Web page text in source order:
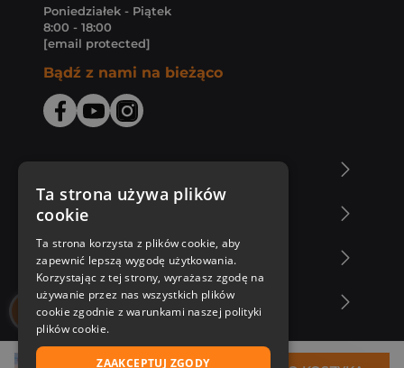
Poniedziałek - Piątek
8:00 - 18:00
[email protected]
Bądź z nami na bieżąco
Zakupy u nas
Nasza oferta
Nasi autorzy
Ta strona używa plików
cookie
Ta strona korzysta z plików cookie, aby
zapewnić lepszą wygodę użytkowania.
Korzystając z tej strony, wyrażasz zgodę na
używanie przez nas wszystkich plików
cookie zgodnie z warunkami naszej polityki
plików cookie.
ZAAKCEPTUJ ZGODY